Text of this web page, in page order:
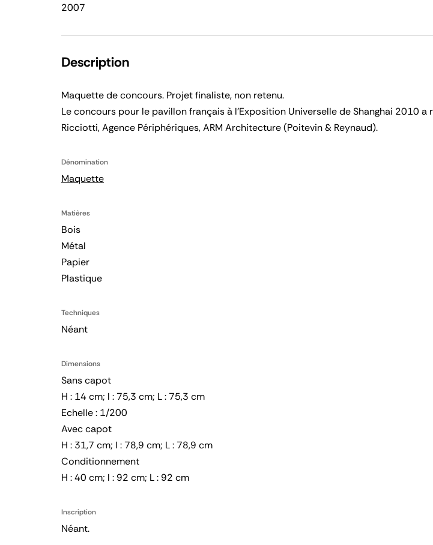
2007
Description
Maquette de concours. Projet finaliste, non retenu.
Le concours pour le pavillon français à l'Exposition Universelle de Shanghai 2010
Ricciotti, Agence Périphériques, ARM Architecture (Poitevin & Reynaud).
Dénomination
Maquette
Matières
Bois
Métal
Papier
Plastique
Techniques
Néant
Dimensions
Sans capot
H : 14 cm; l : 75,3 cm; L : 75,3 cm
Echelle : 1/200
Avec capot
H : 31,7 cm; l : 78,9 cm; L : 78,9 cm
Conditionnement
H : 40 cm; l : 92 cm; L : 92 cm
Inscription
Néant.